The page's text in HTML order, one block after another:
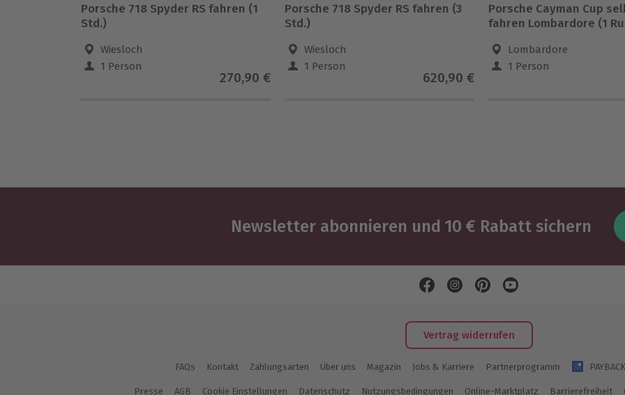
Porsche 718 Spyder RS fahren (1
Std.)
Wiesloch
1 Person
270,90 €
Porsche 718 Spyder RS fahren (3
Std.)
Wiesloch
1 Person
620,90 €
Porsche Cayman Cup
fahren Lombardore (1
Lombardore
1 Person
Newsletter abonnieren und 10 € Rabatt sichern
Vertrag widerrufen
FAQs Kontakt Zahlungsarten Über uns Magazin Jobs & Karriere Partnerprogramm PAYBACK
Presse AGB Cookie Einstellungen Datenschutz Nutzungsbedingungen Online-Marktplatz Barrierefreiheit